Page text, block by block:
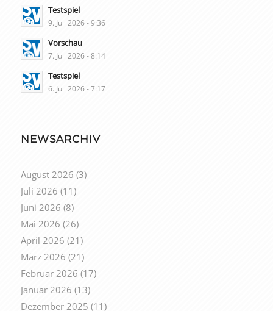
Testspiel
9. Juli 2026 - 9:36
Vorschau
7. Juli 2026 - 8:14
Testspiel
6. Juli 2026 - 7:17
NEWSARCHIV
August 2026 (3)
Juli 2026 (11)
Juni 2026 (8)
Mai 2026 (26)
April 2026 (21)
März 2026 (21)
Februar 2026 (17)
Januar 2026 (13)
Dezember 2025 (11)